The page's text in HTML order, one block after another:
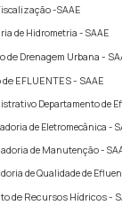
-SAAE
de Hidrometria - SAAE
de Drenagem Urbana -
EFLUENTES - SAAE
Departamento de
de Eletromecânica -
de Manutenção -
de Qualidade de
de Recursos Hídricos -